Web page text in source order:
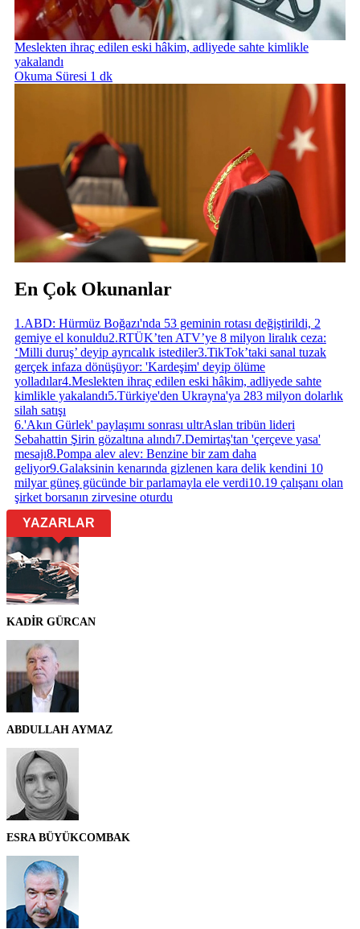
Meslekten ihraç edilen eski hâkim, adliyede sahte kimlikle
yakalandı
Okuma Süresi 1 dk
En Çok Okunanlar
1 .ABD: Hürmüz Boğazı'nda 53 geminin rotası değiştirildi, 2
gemiye el konuldu2.RTÜK’ten ATV’ye 8 milyon liralık ceza:
‘Milli duruş’ deyip ayrıcalık istediler3.TikTok’taki sanal tuzak
gerçek infaza dönüşüyor: 'Kardeşim' deyip ölüme
yolladılar4.Meslekten ihraç edilen eski hâkim, adliyede sahte
kimlikle yakalandı5.Türkiye'den Ukrayna'ya 283 milyon dolarlık
silah satışı
6.'Akın Gürlek' paylaşımı sonrası ultrAslan tribün lideri
Sebahattin Şirin gözaltına alındı7.Demirtaş'tan 'çerçeve yasa'
mesajı8.Pompa alev alev: Benzine bir zam daha
geliyor9.Galaksinin kenarında gizlenen kara delik kendini 10
milyar güneş gücünde bir parlamayla ele verdi10.19 çalışanı olan
şirket borsanın zirvesine oturdu
YAZARLAR
KADİR GÜRCAN
ABDULLAH AYMAZ
ESRA BÜYÜKCOMBAK